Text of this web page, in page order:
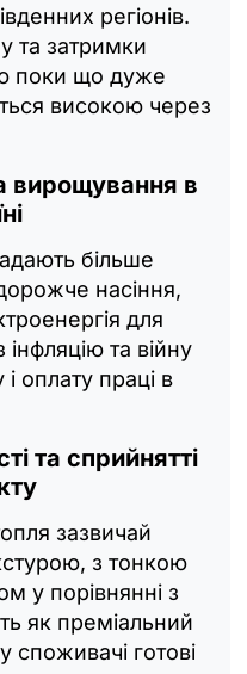
регіонів.
та затримки
поки що дуже
високою через
вирощування в
більше
насіння,
для
та війну
і оплату праці в
та сприйнятті
зазвичай
з тонкою
у порівнянні з
як преміальний
споживачі готові